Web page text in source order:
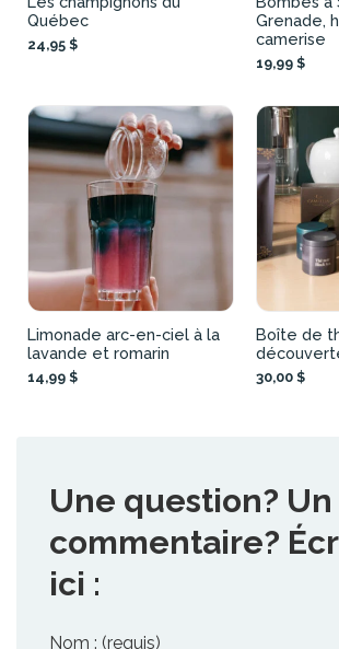
Québec
24,95 $
Grenade,
camerise
19,99 $
Limonade arc-en-ciel à la
lavande et romarin
14,99 $
Boîte de
30,00 $
Une question? Un
commentaire?
ici :
Nom : (requis)